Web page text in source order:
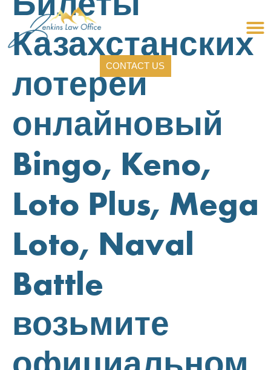
CONTACT US
Казахстанских
лотерей
онлайновый
Bingo, Keno,
Loto Plus, Mega
Loto, Naval
Battle
возьмите